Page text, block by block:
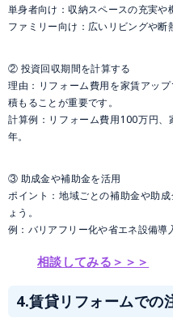
単身者向け：収納スペースの充実や
ファミリー向け：広いリビングや断
② 投資回収期間を計算する
理由：リフォーム費用を家賃アッ
積もることが重要です。
計算例：リフォーム費用100万円
年。
③ 助成金や補助金を活用
ポイント：地域ごとの補助金や助
ょう。
例：バリアフリー化や省エネ設備導
相談してみる＞＞＞
4.賃貸リフォームでの